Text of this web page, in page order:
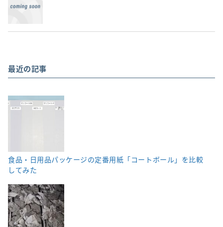
最近の記事
食品・日用品パッケージの定番用紙「コートボール」を比較
してみた